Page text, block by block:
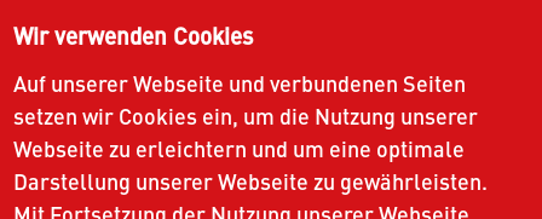
Wir verwenden Cookies
Auf unserer Webseite und verbundenen Seiten
setzen wir Cookies ein, um die Nutzung unserer
Webseite zu erleichtern und um eine optimale
Darstellung unserer Webseite zu gewährleisten.